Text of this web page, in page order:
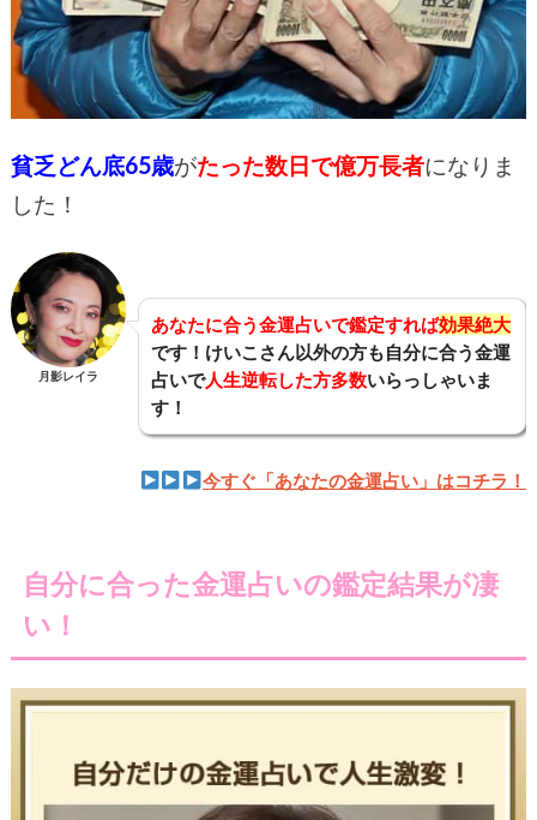
貧乏どん底65歳がたった数日で億万長者になりま
した！
月影レイラ
あなたに合う金運占いで鑑定すれば効果絶大
です！けいこさん以外の方も自分に合う金運
占いで人生逆転した方多数いらっしゃいま
す！
今すぐ「あなたの金運占い」はコチラ！
自分に合った金運占いの鑑定結果が凄
い！